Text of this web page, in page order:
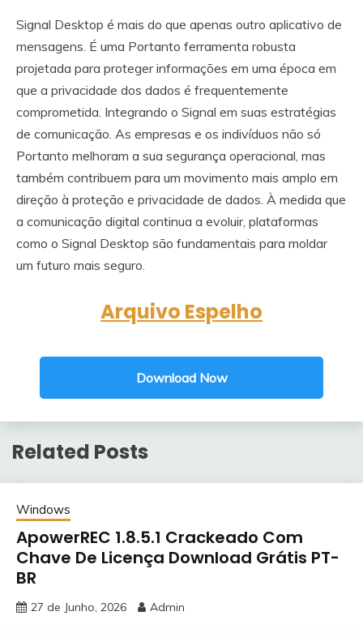
Signal Desktop é mais do que apenas outro aplicativo de
mensagens. É uma Portanto ferramenta robusta
projetada para proteger informações em uma época em
que a privacidade dos dados é frequentemente
comprometida. Integrando o Signal em suas estratégias
de comunicação. As empresas e os indivíduos não só
Portanto melhoram a sua segurança operacional, mas
também contribuem para um movimento mais amplo em
direção à proteção e privacidade de dados. À medida que
a comunicação digital continua a evoluir, plataformas
como o Signal Desktop são fundamentais para moldar
um futuro mais seguro.
Arquivo Espelho
Download Now
Related Posts
Windows
ApowerREC 1.8.5.1 Crackeado Com
Chave De Licença Download Grátis PT-
BR
27 de Junho, 2026 Admin